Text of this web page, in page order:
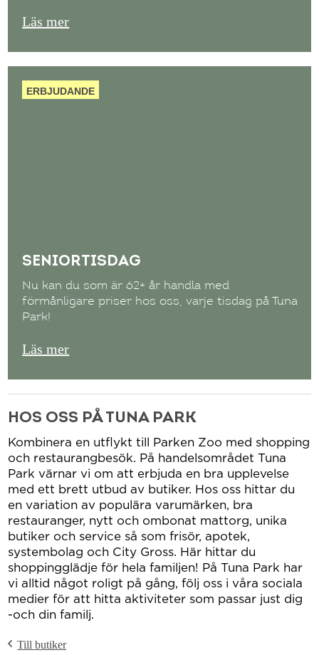
Läs mer
SENIORTISDAG
ERBJUDANDE
Nu kan du som är 62+ år handla med
förmånligare priser hos oss, varje tisdag på Tuna
Park!
Läs mer
HOS OSS PÅ TUNA PARK
Kombinera en utflykt till Parken Zoo med shopping
och restaurangbesök. På handelsområdet Tuna
Park värnar vi om att erbjuda en bra upplevelse
med ett brett utbud av butiker. Hos oss hittar du
en variation av populära varumärken, bra
restauranger, nytt och ombonat mattorg, unika
butiker och service så som frisör, apotek,
systembolag och City Gross. Här hittar du
shoppingglädje för hela familjen! På Tuna Park har
vi alltid något roligt på gång, följ oss i våra sociala
medier för att hitta aktiviteter som passar just dig
-och din familj.
Till butiker